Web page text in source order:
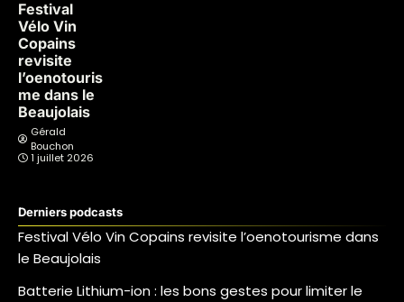
Festival
Vélo Vin
Copains
revisite
l’oenotouris
me dans le
Beaujolais
Gérald
Bouchon
1 juillet 2026
Derniers podcasts
Festival Vélo Vin Copains revisite l’oenotourisme dans
le Beaujolais
Batterie Lithium-ion : les bons gestes pour limiter le